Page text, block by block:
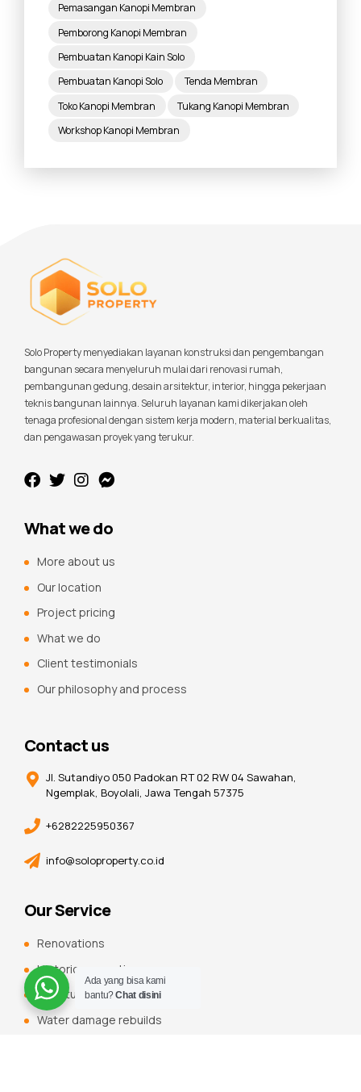
Pemasangan Kanopi Membran
Pemborong Kanopi Membran
Pembuatan Kanopi Kain Solo
Pembuatan Kanopi Solo
Tenda Membran
Toko Kanopi Membran
Tukang Kanopi Membran
Workshop Kanopi Membran
Solo Property menyediakan layanan konstruksi dan pengembangan
bangunan secara menyeluruh mulai dari renovasi rumah,
pembangunan gedung, desain arsitektur, interior, hingga pekerjaan
teknis bangunan lainnya. Seluruh layanan kami dikerjakan oleh
tenaga profesional dengan sistem kerja modern, material berkualitas,
dan pengawasan proyek yang terukur.
What we do
More about us
Our location
Project pricing
What we do
Client testimonials
Our philosophy and process
Contact us
Jl. Sutandiyo 050 Padokan RT 02 RW 04 Sawahan,
Ngemplak, Boyolali, Jawa Tengah 57375
+6282225950367
info@soloproperty.co.id
Our Service
Renovations
Historic renovations
Constuction additions
Water damage rebuilds
Ada yang bisa kami
bantu?Chat disini